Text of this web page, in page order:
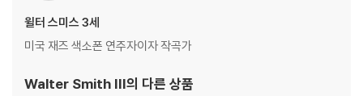
윌터 스미스 3세
미국 재즈 색소폰 연주자이자 작곡가
Walter Smith III의 다른 상품